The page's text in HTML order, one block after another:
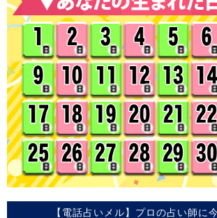
【電話占いメル】プロの占い師に